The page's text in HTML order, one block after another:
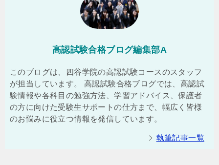
高認試験合格ブログ編集部A
このブログは、四谷学院の高認試験コースのスタッフ
が担当しています。 高認試験合格ブログでは、高認試
験情報や各科目の勉強方法、学習アドバイス、保護者
の方に向けた受験生サポートの仕方まで、幅広く皆様
のお悩みに役立つ情報を発信しています。
執筆記事一覧